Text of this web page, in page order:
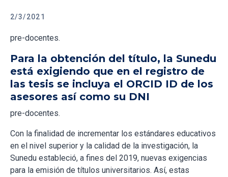
2/3/2021
pre-docentes.
Para la obtención del título, la Sunedu
está exigiendo que en el registro de
las tesis se incluya el ORCID ID de los
asesores así como su DNI
pre-docentes.
Con la finalidad de incrementar los estándares educativos
en el nivel superior y la calidad de la investigación, la
Sunedu estableció, a fines del 2019, nuevas exigencias
para la emisión de títulos universitarios. Así, estas